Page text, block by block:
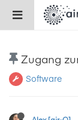
Zugang
Software